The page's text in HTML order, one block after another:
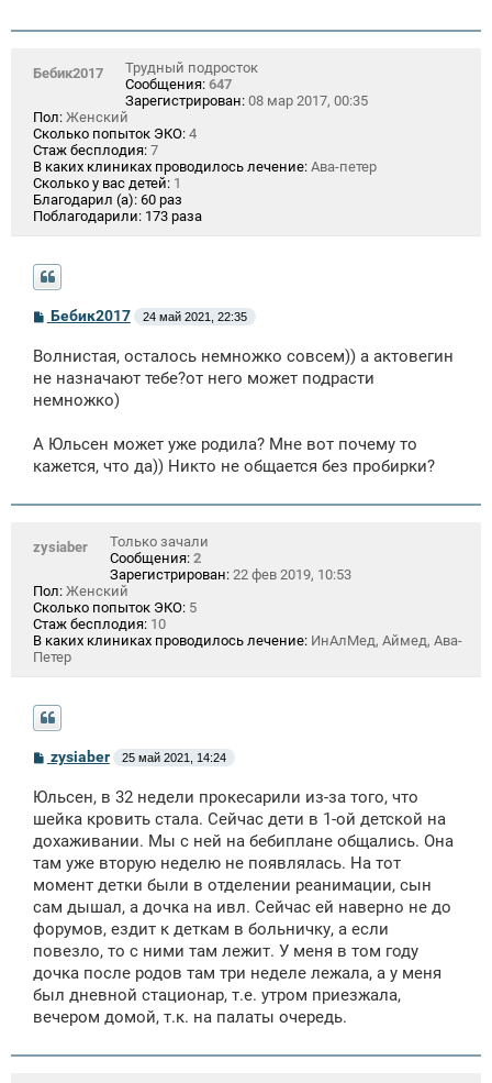
Бебик2017
Трудный подросток
Сообщения: 647
Зарегистрирован: 08 мар 2017, 00:35
Пол: Женский
Сколько попыток ЭКО: 4
Стаж бесплодия: 7
В каких клиниках проводилось лечение: Ава-петер
Сколько у вас детей: 1
Благодарил (а): 60 раз
Поблагодарили: 173 раза
С
б
щ
н
е
Бебик2017 24 май 2021, 22:35
Волнистая, осталось немножко совсем)) а актовегин
не назначают тебе?от него может подрасти
немножко)
А Юльсен может уже родила? Мне вот почему то
кажется, что да)) Никто не общается без пробирки?
zysiaber
Только зачали
Сообщения: 2
Зарегистрирован: 22 фев 2019, 10:53
Пол: Женский
Сколько попыток ЭКО: 5
Стаж бесплодия: 10
В каких клиниках проводилось лечение: ИнАлМед, Аймед, Ава-
Петер
С
б
щ
н
и
zysiaber 25 май 2021, 14:24
Юльсен, в 32 недели прокесарили из-за того, что
шейка кровить стала. Сейчас дети в 1-ой детской на
дохаживании. Мы с ней на бебиплане общались. Она
там уже вторую неделю не появлялась. На тот
момент детки были в отделении реанимации, сын
сам дышал, а дочка на ивл. Сейчас ей наверно не до
форумов, ездит к деткам в больничку, а если
повезло, то с ними там лежит. У меня в том году
дочка после родов там три неделе лежала, а у меня
был дневной стационар, т.е. утром приезжала,
вечером домой, т.к. на палаты очередь.